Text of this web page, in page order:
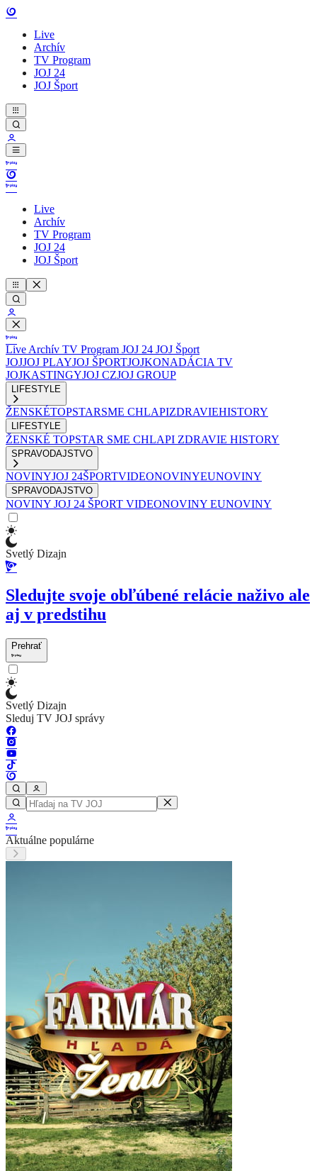
Live
Archív
TV Program
JOJ 24
JOJ Šport
Live
Archív
TV Program
JOJ 24
JOJ Šport
Live Archív TV Program JOJ 24 JOJ Šport
JOJJOJ PLAYJOJ ŠPORTJOJKONADÁCIA TV
JOJKASTINGYJOJ CZJOJ GROUP
LIFESTYLE
ŽENSKÉTOPSTARSME CHLAPIZDRAVIEHISTORY
LIFESTYLE
ŽENSKÉ TOPSTAR SME CHLAPI ZDRAVIE HISTORY
SPRAVODAJSTVO
NOVINYJOJ 24ŠPORTVIDEONOVINYEUNOVINY
SPRAVODAJSTVO
NOVINY JOJ 24 ŠPORT VIDEONOVINY EUNOVINY
Svetlý Dizajn
Sledujte svoje obľúbené relácie naživo ale
aj v predstihu
Prehrať
Svetlý Dizajn
Sleduj TV JOJ správy
Aktuálne populárne